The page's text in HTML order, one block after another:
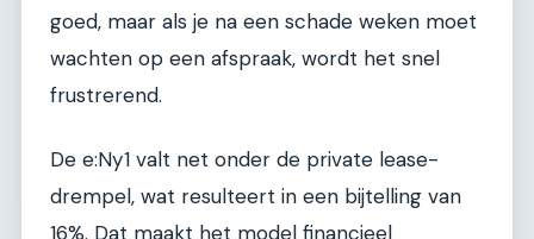
goed, maar als je na een schade weken moet
wachten op een afspraak, wordt het snel
frustrerend.
De e:Ny1 valt net onder de private lease-
drempel, wat resulteert in een bijtelling van
16%. Dat maakt het model financieel